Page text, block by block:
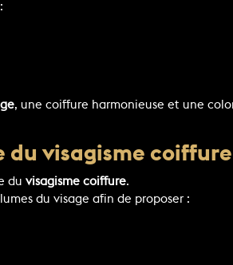
, une coiffure harmonieuse et une
du visagisme coiffure
du visagisme coiffure.
du visage afin de proposer :